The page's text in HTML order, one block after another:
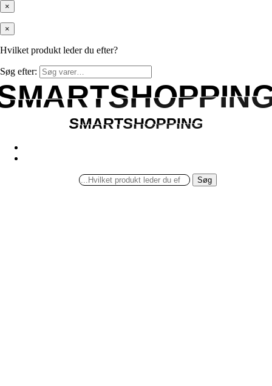
×
×
Hvilket produkt leder du efter?
Søg efter:
SMARTSHOPPING
SMARTSHOPPING
Søg